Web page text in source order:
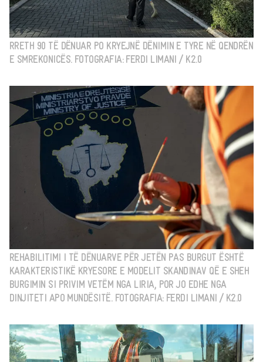
RRETH 90 TË DËNUAR PO KRYEJNË DËNIMIN E TYRE NË QENDRËN
E SMREKONICËS. FOTOGRAFIA: FERDI LIMANI / K2.0
REHABILITIMI I TË DËNUARVE PËR JETËN PAS BURGUT ËSHTË
KARAKTERISTIKË KRYESORE E MODELIT SKANDINAV QË E SHEH
BURGIMIN SI PRIVIM VETËM NGA LIRIA, POR JO EDHE NGA
DINJITETI APO MUNDËSITË. FOTOGRAFIA: FERDI LIMANI / K2.0